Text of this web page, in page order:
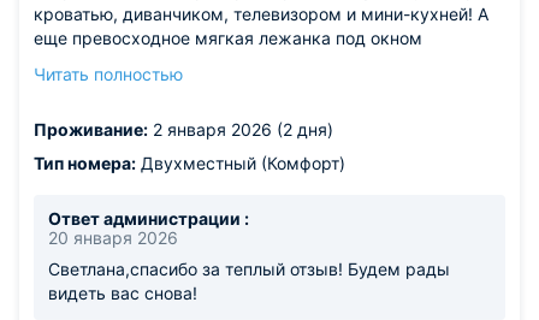
кроватью, диванчиком, телевизором и мини-кухней! А
еще превосходное мягкая лежанка под окном
стены каменные. Номер оснащен по последнему слову
Персонал доброжелательный, заботливый и очень
чуткий! Огромная моя благодарность администраторам
воспользуюсь ее услугами!
Читать полностью
Проживание: 2 января 2026 (2 дня)
Тип номера: Двухместный (Комфорт)
Ответ администрации :
20 января 2026
Светлана,спасибо за теплый отзыв! Будем рады
видеть вас снова!